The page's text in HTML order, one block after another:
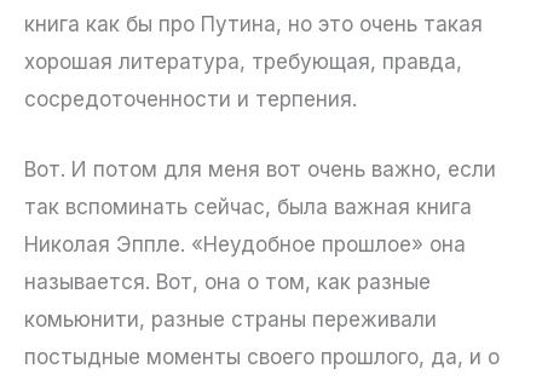
книга как бы про Путина, но это очень такая
хорошая литература, требующая, правда,
сосредоточенности и терпения.
Вот. И потом для меня вот очень важно, если
так вспоминать сейчас, была важная книга
Николая Эппле. «Неудобное прошлое» она
называется. Вот, она о том, как разные
комьюнити, разные страны переживали
постыдные моменты своего прошлого, да, и о